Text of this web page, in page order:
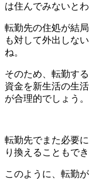
は住んでみないと
転勤先の住処が結
も対して外出しな
ね。
そのため、転勤す
資金を新生活の生
が合理的でしょう。
転勤先でまた必要
り換えることもでき
このように、転勤